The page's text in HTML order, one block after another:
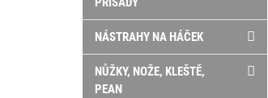
NÁSTRAHY NA HÁČEK
NŮŽKY, NOŽE, KLEŠTĚ,
PEAN